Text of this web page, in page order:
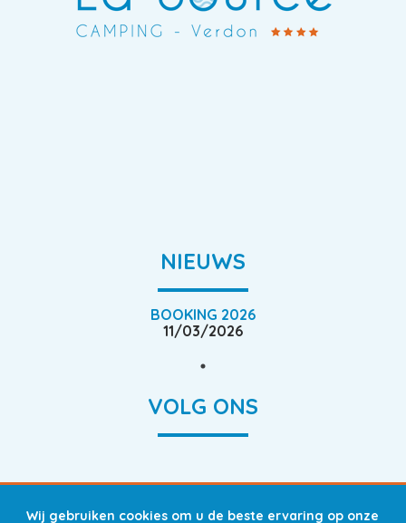
NIEUWS
BOOKING 2026
11/03/2026
VOLG ONS
Wij gebruiken cookies om u de beste ervaring op onze